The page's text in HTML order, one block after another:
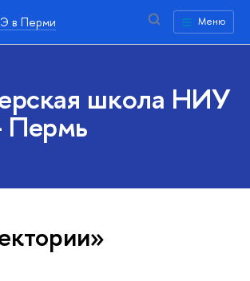
в Перми Меню
школа НИУ